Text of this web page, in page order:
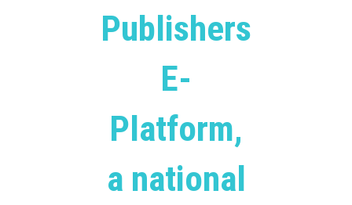
Publishers
E-
Platform,
a national